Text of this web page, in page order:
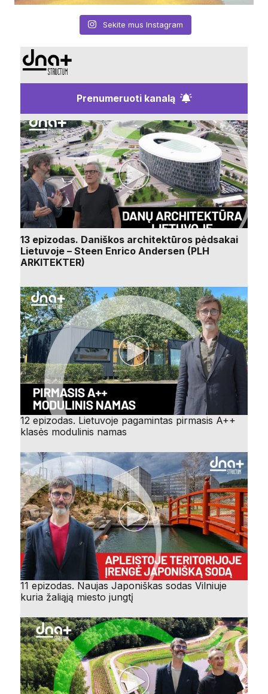
Sekite mus Instagram
Prenumeruoti kanalą
13 epizodas. Daniškos architektūros pėdsakai
Lietuvoje – Steen Enrico Andersen (PLH
ARKITEKTER)
12 epizodas. Lietuvoje pagamintas pirmasis A++
klasės modulinis namas
11 epizodas. Naujas Japoniškas sodas Vilniuje
kuria žaliąją miesto jungtį